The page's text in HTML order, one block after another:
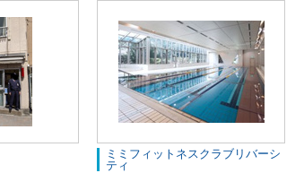
ミミフィットネスクラブリバーシ
ティ